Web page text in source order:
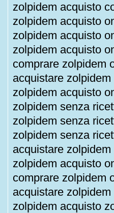
zolpidem acquisto
zolpidem acquisto
zolpidem acquisto
zolpidem acquisto
comprare zolpidem
acquistare
zolpidem acquisto
zolpidem senza
zolpidem senza
zolpidem senza
acquistare
zolpidem acquisto
comprare zolpidem
acquistare
zolpidem acquisto